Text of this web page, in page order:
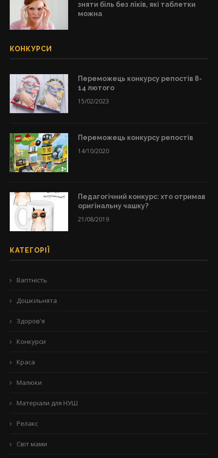
зняти біль без ліків, які таблетки
можна
КОНКУРСИ
Переможець конкурсу репостів 8-
14 лютого
15/02/2023
Переможець конкурсу репостів
14/10/2020
Педагогічний конкурс: хто отримав
оригінальну чашку?
21/08/2019
КАТЕГОРІЇ
Вагітність
Дошкільнята
Здоров'я
Конкурси
Краса
Малюки
Матеріали для НУШ
Релакс
Світ мами